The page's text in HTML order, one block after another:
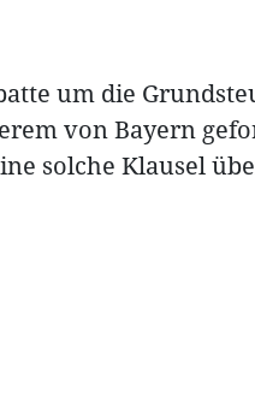
um die
von Bayern
solche Klausel